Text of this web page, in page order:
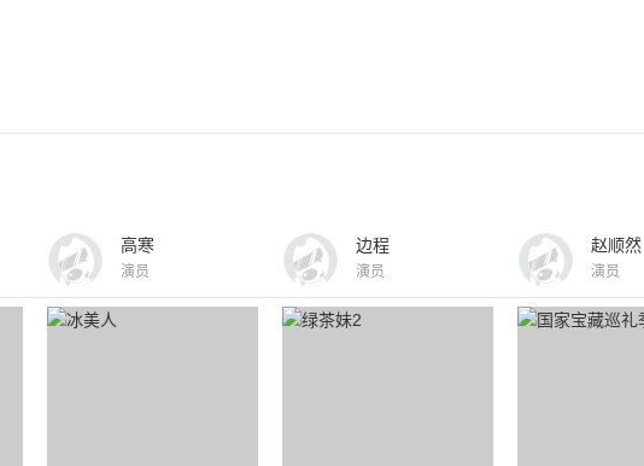
高寒
演员
边程
演员
赵顺然
演员